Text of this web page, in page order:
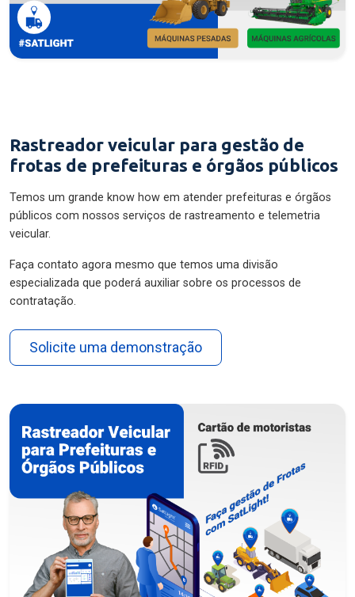
Rastreador veicular para gestão de
frotas de prefeituras e órgãos públicos
Temos um grande know how em atender prefeituras e órgãos
públicos com nossos serviços de rastreamento e telemetria
veicular.
Faça contato agora mesmo que temos uma divisão
especializada que poderá auxiliar sobre os processos de
contratação.
Solicite uma demonstração